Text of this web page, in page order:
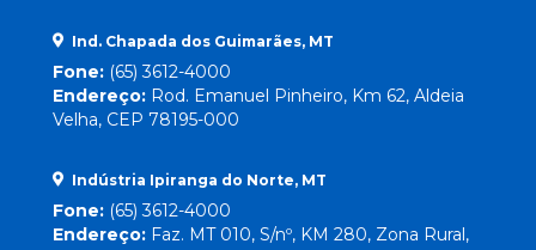
Ind. Chapada dos Guimarães, MT
Fone: (65) 3612-4000
Endereço: Rod. Emanuel Pinheiro, Km 62, Aldeia
Velha, CEP 78195-000
Indústria Ipiranga do Norte, MT
Fone: (65) 3612-4000
Endereço: Faz. MT 010, S/nº, KM 280, Zona Rural,